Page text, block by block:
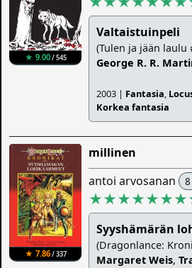
★ 9.00/ 545
Valtaistuinpeli
(Tulen ja jään laulu
George R. R.
2003 | Fantasia,
Korkea fantasia
★ 7.86/ 337
millinen
antoi arvosanan
Syyshämärän
(Dragonlance:
Margaret Weis,